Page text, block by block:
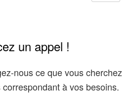
un appel !
nous ce que vous cherchez
à vos besoins.